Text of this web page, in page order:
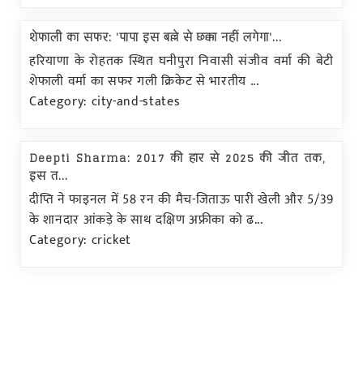
शेफाली का सफर: 'पापा इस बल्ले से छक्का नहीं लगेगा'...
हरियाणा के रोहतक स्थित घनीपुरा निवासी संजीव वर्मा की बेटी
शेफाली वर्मा का सफर गली क्रिकेट से भारतीय ...
Category: city-and-states
Deepti Sharma: 2017 की हार से 2025 की जीत तक,
इस त...
दीप्ति ने फाइनल में 58 रन की मैच-जिताऊ पारी खेली और 5/39
के शानदार आंकड़े के साथ दक्षिण अफ्रीका को ढ...
Category: cricket